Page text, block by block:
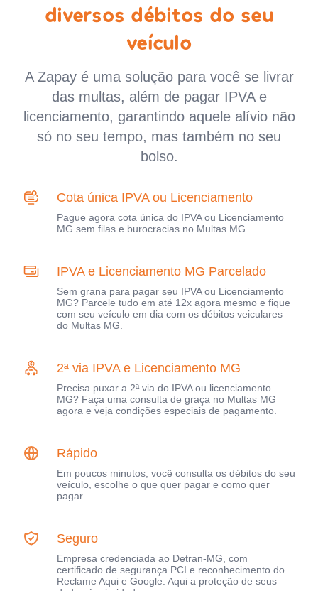
diversos débitos do seu
veículo
A Zapay é uma solução para você se livrar
das multas, além de pagar IPVA e
licenciamento, garantindo aquele alívio não
só no seu tempo, mas também no seu
bolso.
Cota única IPVA ou Licenciamento
Pague agora cota única do IPVA ou Licenciamento
MG sem filas e burocracias no Multas MG.
IPVA e Licenciamento MG Parcelado
Sem grana para pagar seu IPVA ou Licenciamento
MG? Parcele tudo em até 12x agora mesmo e fique
com seu veículo em dia com os débitos veiculares
do Multas MG.
2ª via IPVA e Licenciamento MG
Precisa puxar a 2ª via do IPVA ou licenciamento
MG? Faça uma consulta de graça no Multas MG
agora e veja condições especiais de pagamento.
Rápido
Em poucos minutos, você consulta os débitos do seu
veículo, escolhe o que quer pagar e como quer
pagar.
Seguro
Empresa credenciada ao Detran-MG, com
certificado de segurança PCI e reconhecimento do
Reclame Aqui e Google. Aqui a proteção de seus